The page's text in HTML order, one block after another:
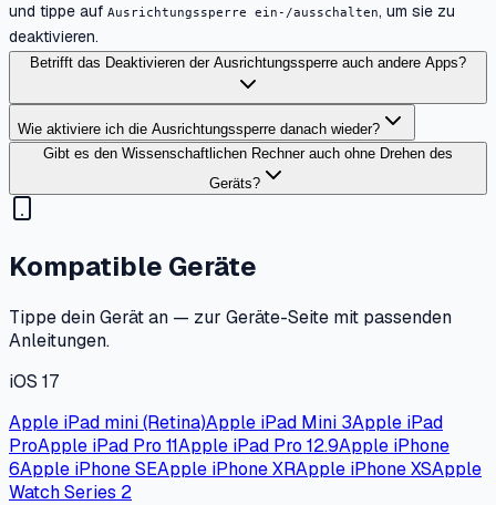
und tippe auf Ausrichtungssperre ein-/ausschalten, um sie zu
deaktivieren.
Betrifft das Deaktivieren der Ausrichtungssperre auch andere Apps?
Wie aktiviere ich die Ausrichtungssperre danach wieder?
Gibt es den Wissenschaftlichen Rechner auch ohne Drehen des
Geräts?
Kompatible Geräte
Tippe dein Gerät an — zur Geräte-Seite mit passenden
Anleitungen.
iOS 17
Apple iPad mini (Retina)Apple iPad Mini 3Apple iPad
ProApple iPad Pro 11Apple iPad Pro 12.9Apple iPhone
6Apple iPhone SEApple iPhone XRApple iPhone XSApple
Watch Series 2